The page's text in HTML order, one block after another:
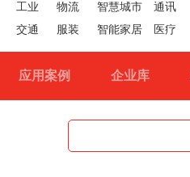
工业 物流 智慧城市 通讯
交通 服装 智能家居 医疗
应用案例 企业库